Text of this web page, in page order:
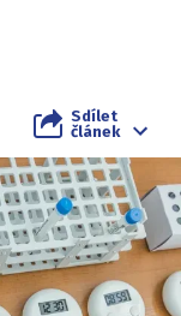
Sdílet
článek